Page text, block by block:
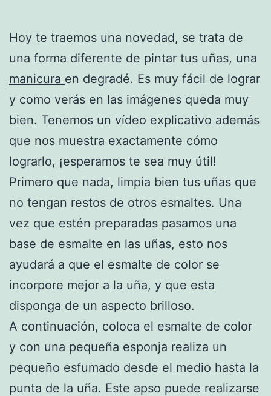
Hoy te traemos una novedad, se trata de
una forma diferente de pintar tus uñas, una
manicura en degradé. Es muy fácil de lograr
y como verás en las imágenes queda muy
bien. Tenemos un vídeo explicativo además
que nos muestra exactamente cómo
lograrlo, ¡esperamos te sea muy útil!
Primero que nada, limpia bien tus uñas que
no tengan restos de otros esmaltes. Una
vez que estén preparadas pasamos una
base de esmalte en las uñas, esto nos
ayudará a que el esmalte de color se
incorpore mejor a la uña, y que esta
disponga de un aspecto brilloso.
A continuación, coloca el esmalte de color
y con una pequeña esponja realiza un
pequeño esfumado desde el medio hasta la
punta de la uña. Este apso puede realizarse